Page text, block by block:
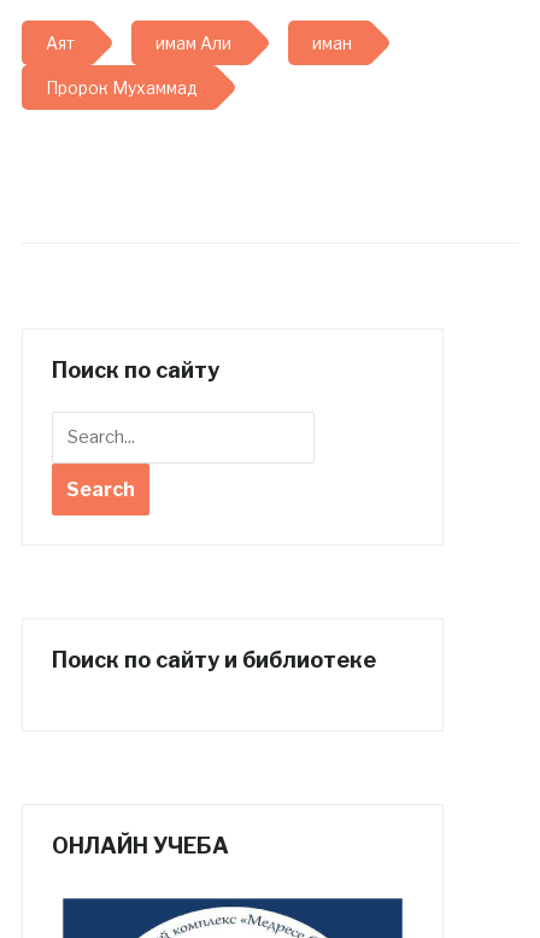
Аят имам Али иман
Пророк Мухаммад
Поиск по сайту
Поиск по сайту и библиотеке
ОНЛАЙН УЧЕБА